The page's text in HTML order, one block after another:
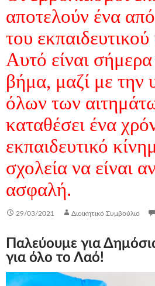
αποτελούν ένα
του
Αυτό είναι
βήμα, μαζί με την
όλων των
καταθέσει ένα
εκπαιδευτικό
σχολεία να είναι
ασφαλή.
29/03/2021 Διοικητικό Συμβούλιο
Παλεύουμε για
για όλο το Λαό!